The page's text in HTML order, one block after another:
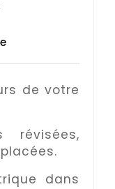
de votre
révisées,
dans